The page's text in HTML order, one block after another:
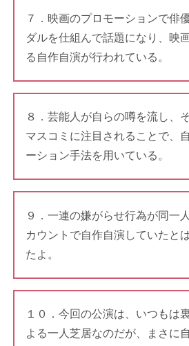
７．映画のプロモーションで俳
ダルを仕組んで話題になり、映
る自作自演が行われている。
８．芸能人が自らの噂を流し、
マスコミに注目されることで、
ーション手法を用いている。
９．一連の嫌がらせ行為が同一
カウントで自作自演していたと
たよ。
１０．今回の公演は、いつもは
よる一人芝居なのだが、まさに